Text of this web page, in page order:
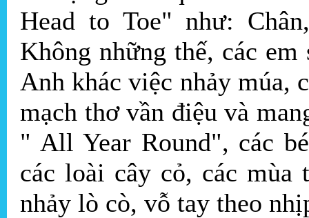
Head to Toe" như:
Không những thế, các
Anh khác việc nhảy múa,
mạch thơ vần điệu và
" All Year Round", các
các loài cây cỏ, các
nhảy lò cò, vỗ tay theo